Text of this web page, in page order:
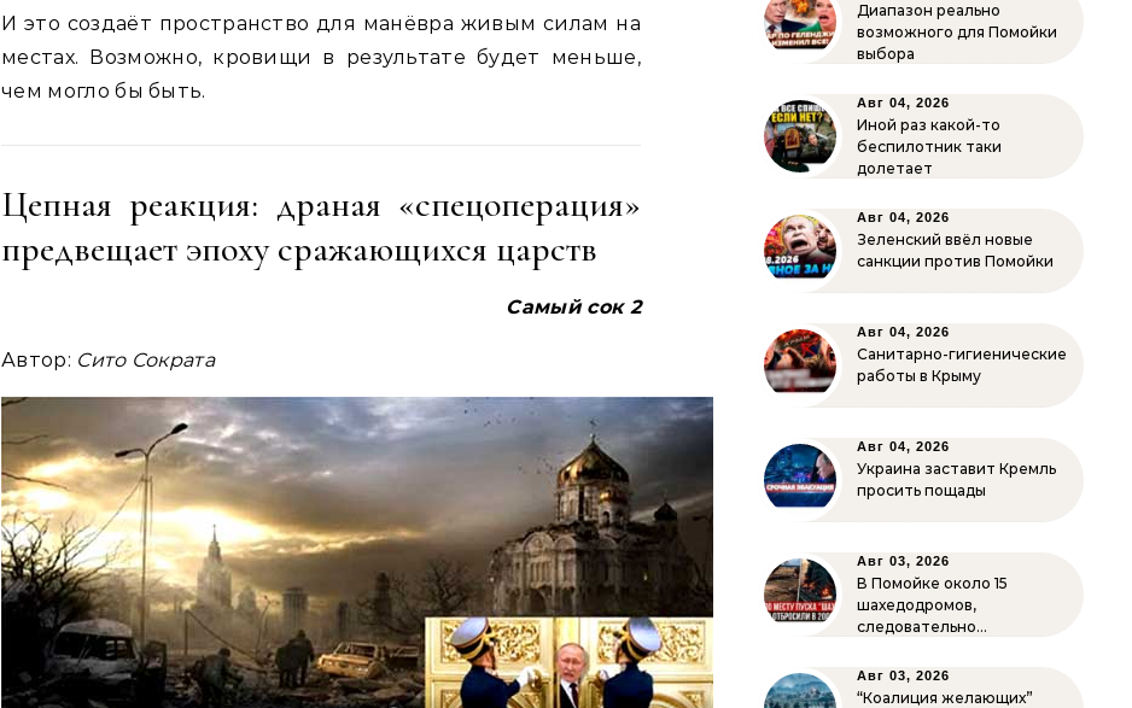
И это создаёт пространство для манёвра живым силам на
местах. Возможно, кровищи в результате будет меньше,
чем могло бы быть.
Цепная реакция: драная «спецоперация»
предвещает эпоху сражающихся царств
Самыйсок2
Автор: СитоСократа
Диапазон реально
возможного для Помойки
выбора
Авг 04, 2026
Иной раз какой-то
беспилотник таки
долетает
Авг 04, 2026
Зеленский ввёл новые
санкции против Помойки
Авг 04, 2026
Санитарно-гигиенические
работы в Крыму
Авг 04, 2026
Украина заставит Кремль
просить пощады
Авг 03, 2026
В Помойке около 15
шахедодромов,
следовательно…
Авг 03, 2026
“Коалиция желающих”